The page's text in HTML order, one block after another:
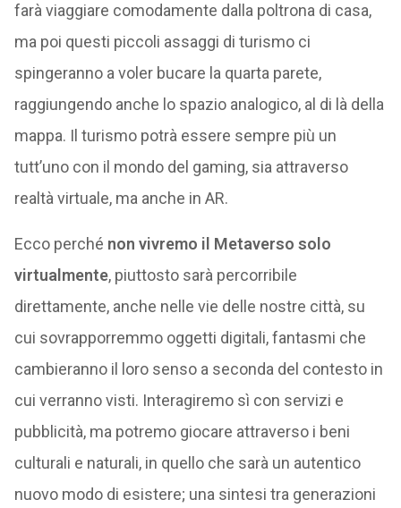
farà viaggiare comodamente dalla poltrona di casa,
ma poi questi piccoli assaggi di turismo ci
spingeranno a voler bucare la quarta parete,
raggiungendo anche lo spazio analogico, al di là della
mappa. Il turismo potrà essere sempre più un
tutt’uno con il mondo del gaming, sia attraverso
realtà virtuale, ma anche in AR.
Ecco perché non vivremo il Metaverso solo
virtualmente, piuttosto sarà percorribile
direttamente, anche nelle vie delle nostre città, su
cui sovrapporremmo oggetti digitali, fantasmi che
cambieranno il loro senso a seconda del contesto in
cui verranno visti. Interagiremo sì con servizi e
pubblicità, ma potremo giocare attraverso i beni
culturali e naturali, in quello che sarà un autentico
nuovo modo di esistere; una sintesi tra generazioni